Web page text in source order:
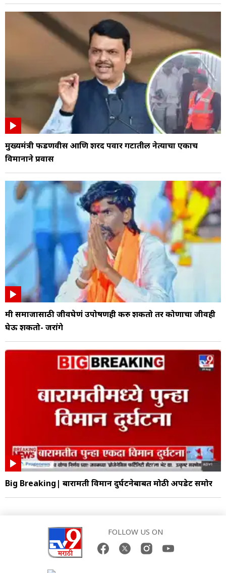
मुख्यमंत्री फडणवीस आणि शरद पवार गटातील नेत्याचा एकाच
विमानाने प्रवास
मी समाजासाठी जीवघेणं उपोषणही करु शकतो तर कोणाचा जीवही
घेऊ शकतो- जरांगे
Big Breaking| बारामती विमान दुर्घटनेबाबत मोठी अपडेट समोर
FOLLOW US ON